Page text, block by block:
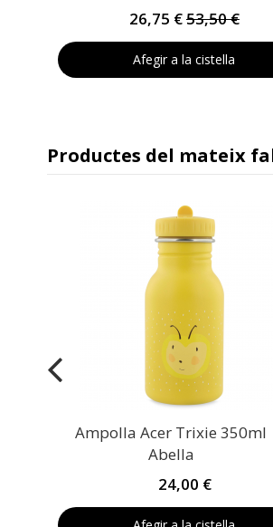
26,75 €53,50 €
Afegir a la cistella
Productes del mateix
Ampolla Acer Trixie 350ml
Abella
24,00 €